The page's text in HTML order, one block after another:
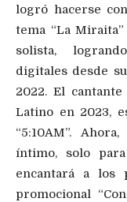
logró hacerse con
tema “La
solista,
digitales desde
2022. El
Latino en 2023,
“5:10AM”.
íntimo, solo
encantará a los
promocional